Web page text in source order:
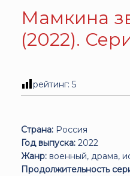
Мамкина
(2022).
рейтинг: 5
Страна: Россия
Год выпуска: 2022
Жанр: военный, драма,
Продолжительность